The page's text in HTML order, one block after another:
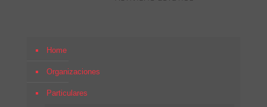
Home
Organizaciones
Particulares